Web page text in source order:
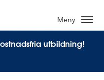
Meny
utbildning!